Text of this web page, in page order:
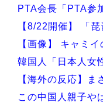
PTA会長「PTA参
【8/22開催】 「
【画像】 キャミ
韓国人「日本人女
【海外の反応】ま
この中国人親子や